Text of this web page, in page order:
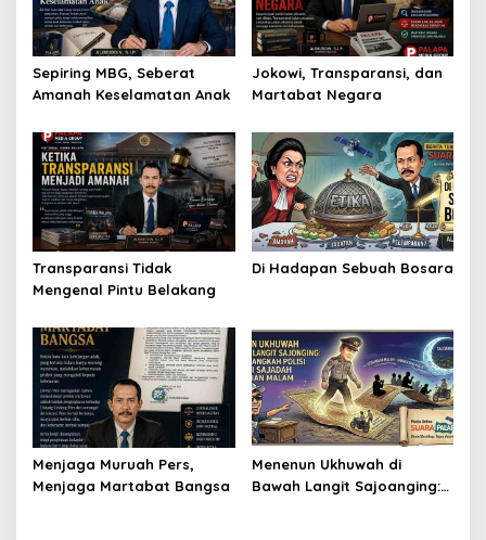
Sepiring MBG, Seberat
Amanah Keselamatan Anak
Jokowi, Transparansi, dan
Martabat Negara
Transparansi Tidak
Mengenal Pintu Belakang
Di Hadapan Sebuah Bosara
Menjaga Muruah Pers,
Menjaga Martabat Bangsa
Menenun Ukhuwah di
Bawah Langit Sajoanging: